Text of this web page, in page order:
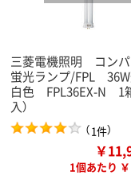
三菱電機照明 コン
蛍光ランプ/FPL
白色 FPL36EX-N 1
入）
（1件）
￥
1個あたり